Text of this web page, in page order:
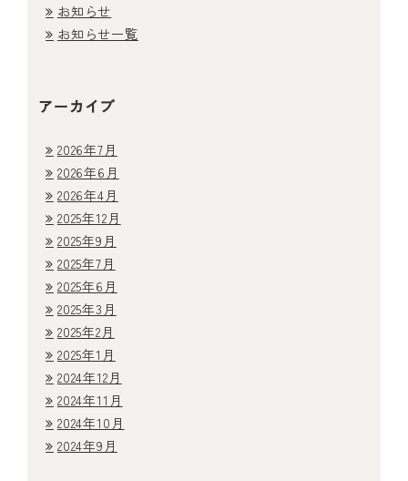
お知らせ
お知らせ一覧
アーカイブ
2026年7月
2026年6月
2026年4月
2025年12月
2025年9月
2025年7月
2025年6月
2025年3月
2025年2月
2025年1月
2024年12月
2024年11月
2024年10月
2024年9月